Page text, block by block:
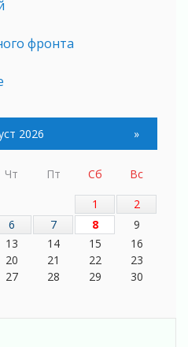
фронта
заслуга каждого
и объединять!
2026 »
Чт Пт Сб
Вс
1
2
6 7 8
9
13 14 15
16
20 21 22
23
27 28 29
30